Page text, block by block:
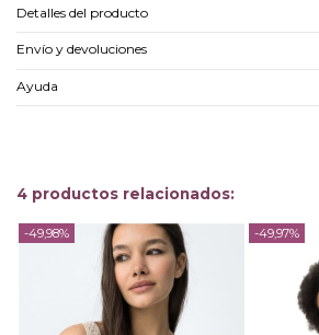
Detalles del producto
Envío y devoluciones
Ayuda
4 productos relacionados:
-49,98% -49,97%